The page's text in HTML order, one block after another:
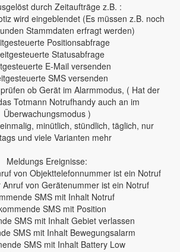
durch Zeitaufträge z.B. :
wird eingeblendet (Es müssen z.B. noch
Stammdaten erfragt werden)
Positionsabfrage
Statusabfrage
E-Mail versenden
SMS versenden
ob Gerät im Alarmmodus, ( Hat der
Totmann Notrufhandy auch an im
Überwachungsmodus )
minütlich, stündlich, täglich, nur
und viele Varianten mehr
Meldungs Ereignisse:
von Objekttelefonnummer ist ein Notruf
von Gerätenummer ist ein Notruf
SMS mit Inhalt Notruf
SMS mit Position
SMS mit Inhalt Gebiet verlassen
SMS mit Inhalt Bewegungsalarm
SMS mit Inhalt Battery Low